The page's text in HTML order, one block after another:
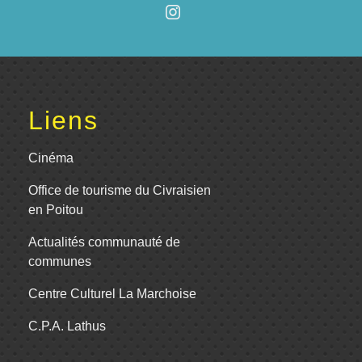
Liens
Cinéma
Office de tourisme du Civraisien
en Poitou
Actualités communauté de
communes
Centre Culturel La Marchoise
C.P.A. Lathus